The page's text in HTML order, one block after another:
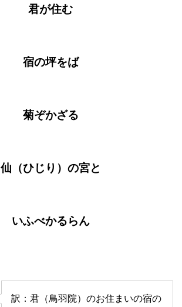
君が住む
宿の坪をば
菊ぞかざる
仙（ひじり）の宮と
いふべかるらん
訳：君（鳥羽院）のお住まいの宿の